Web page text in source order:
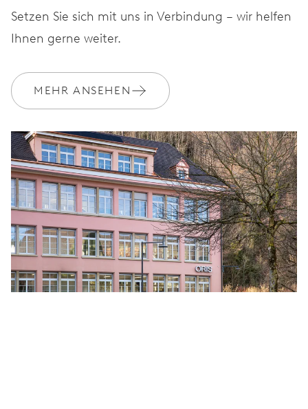
Setzen Sie sich mit uns in Verbindung – wir helfen
Ihnen gerne weiter.
MEHR ANSEHEN